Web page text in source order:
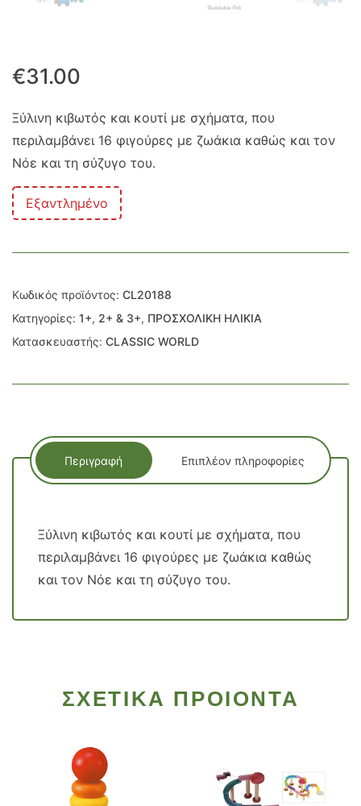
€31.00
Ξύλινη κιβωτός και κουτί με σχήματα, που
περιλαμβάνει 16 φιγούρες με ζωάκια καθώς και τον
Νόε και τη σύζυγο του.
Εξαντλημένο
Κωδικός προϊόντος: CL20188
Κατηγορίες: 1+, 2+ & 3+, ΠΡΟΣΧΟΛΙΚΗ ΗΛΙΚΙΑ
Κατασκευαστής: CLASSIC WORLD
Περιγραφή Επιπλέον πληροφορίες
Ξύλινη κιβωτός και κουτί με σχήματα, που
περιλαμβάνει 16 φιγούρες με ζωάκια καθώς
και τον Νόε και τη σύζυγο του.
ΣΧΕΤΙΚΑ ΠΡΟΙΟΝΤΑ